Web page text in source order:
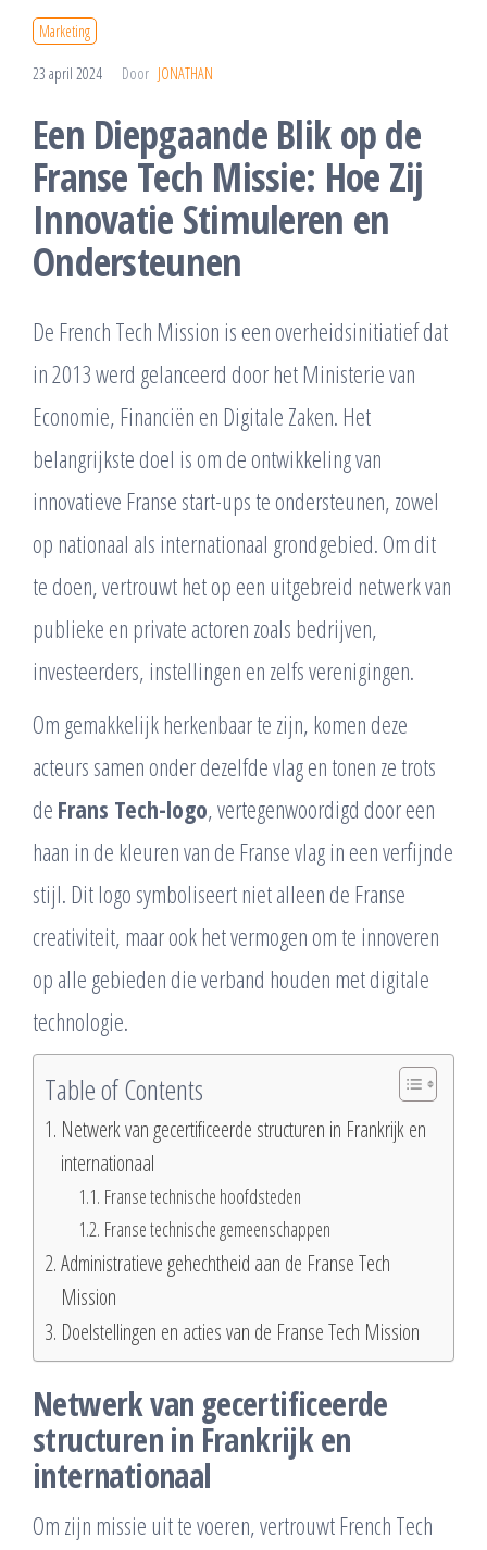
Marketing
23 april 2024 Door JONATHAN
Een Diepgaande Blik op de
Franse Tech Missie: Hoe Zij
Innovatie Stimuleren en
Ondersteunen
De French Tech Mission is een overheidsinitiatief dat
in 2013 werd gelanceerd door het Ministerie van
Economie, Financiën en Digitale Zaken. Het
belangrijkste doel is om de ontwikkeling van
innovatieve Franse start-ups te ondersteunen, zowel
op nationaal als internationaal grondgebied. Om dit
te doen, vertrouwt het op een uitgebreid netwerk van
publieke en private actoren zoals bedrijven,
investeerders, instellingen en zelfs verenigingen.
Om gemakkelijk herkenbaar te zijn, komen deze
acteurs samen onder dezelfde vlag en tonen ze trots
de Frans Tech-logo, vertegenwoordigd door een
haan in de kleuren van de Franse vlag in een verfijnde
stijl. Dit logo symboliseert niet alleen de Franse
creativiteit, maar ook het vermogen om te innoveren
op alle gebieden die verband houden met digitale
technologie.
Table of Contents
Netwerk van gecertificeerde structuren in Frankrijk en
internationaal
Franse technische hoofdsteden
Franse technische gemeenschappen
Administratieve gehechtheid aan de Franse Tech
Mission
Doelstellingen en acties van de Franse Tech Mission
Netwerk van gecertificeerde
structuren in Frankrijk en
internationaal
Om zijn missie uit te voeren, vertrouwt French Tech